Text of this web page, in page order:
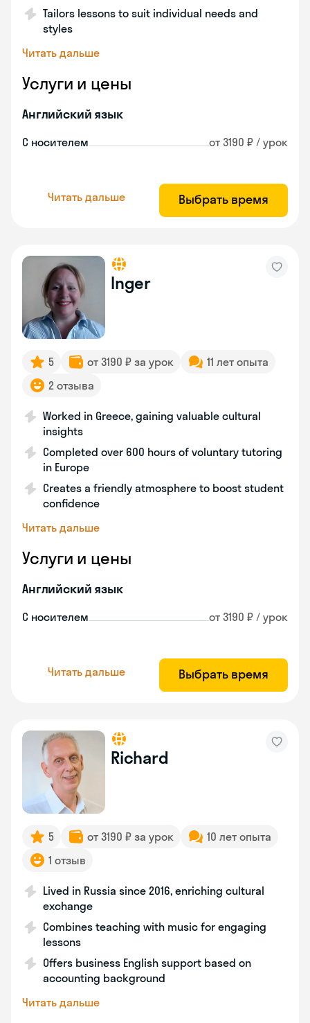
Tailors lessons to suit individual needs and
styles
Читать дальше
Услуги и цены
Английский язык
С носителем от 3190 ₽ / урок
Читать дальше Выбрать время
Inger
5 от 3190 ₽ за урок
11 лет опыта
2 отзыва
Worked in Greece, gaining valuable cultural
insights
Completed over 600 hours of voluntary tutoring
in Europe
Creates a friendly atmosphere to boost student
confidence
Читать дальше
Услуги и цены
Английский язык
С носителем от 3190 ₽ / урок
Читать дальше Выбрать время
Richard
5 от 3190 ₽ за урок
10 лет опыта
1 отзыв
Lived in Russia since 2016, enriching cultural
exchange
Combines teaching with music for engaging
lessons
Offers business English support based on
accounting background
Читать дальше